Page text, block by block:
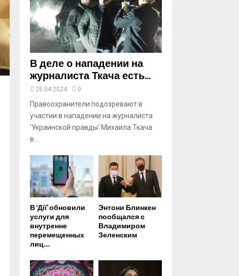
y
o
u
b
eВ деле о нападении на
журналиста Ткача есть...
25.04.2024 0
Правоохранители подозревают в
участии в нападении на журналиста
'Украинской правды' Михаила Ткача
в...
В ‘Дії’ обновили
услуги для
внутренне
перемещенных
лиц....
Энтони Блинкен
пообщался с
Владимиром
Зеленским